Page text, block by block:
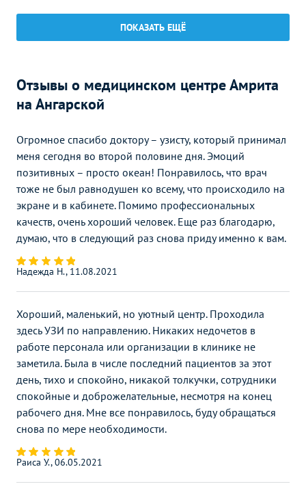
3069р. -
УЗИ в гинекологии Без контраста С контрастом
УЗИ матки и придатков с
УЗИ малого таза у женщин
(трансабдоминально)
2000р. -
УЗИ молочных желез Без контраста С контрастом
УЗИ молочных желез 1900 р. -
УЗИ в андрологии Без контраста С контрастом
УЗИ мошонки
УЗИ отдельных органов,
тела
УЗИ щитовидной железы
УЗИ надпочечников
550р.
-
УЗИ мягких тканей
2290 р.
УЗИ пазух носа
УЗИ селезенки
4290р. -
ПОКАЗАТЬ ЕЩЁ
Отзывы о медицинском центре Амрита
на Ангарской
Огромное спасибо доктору – узисту, который принимал
меня сегодня во второй половине дня. Эмоций
позитивных – просто океан! Понравилось, что врач
тоже не был равнодушен ко всему, что происходило на
экране и в кабинете. Помимо профессиональных
качеств, очень хороший человек. Еще раз благодарю,
думаю, что в следующий раз снова приду именно к вам.
Надежда Н., 11.08.2021
Хороший, маленький, но уютный центр. Проходила
здесь УЗИ по направлению. Никаких недочетов в
работе персонала или организации в клинике не
заметила. Была в числе последний пациентов за этот
день, тихо и спокойно, никакой толкучки, сотрудники
спокойные и доброжелательные, несмотря на конец
рабочего дня. Мне все понравилось, буду обращаться
снова по мере необходимости.
Раиса У., 06.05.2021